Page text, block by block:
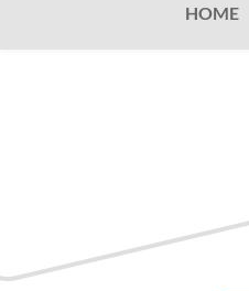
HOME